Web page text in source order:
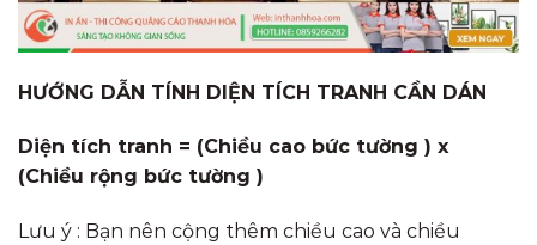
HƯỚNG DẪN TÍNH DIỆN TÍCH TRANH CẦN DÁN
Diện tích tranh = (Chiều cao bức tường ) x
(Chiều rộng bức tường )
Lưu ý : Bạn nên cộng thêm chiều cao và chiều